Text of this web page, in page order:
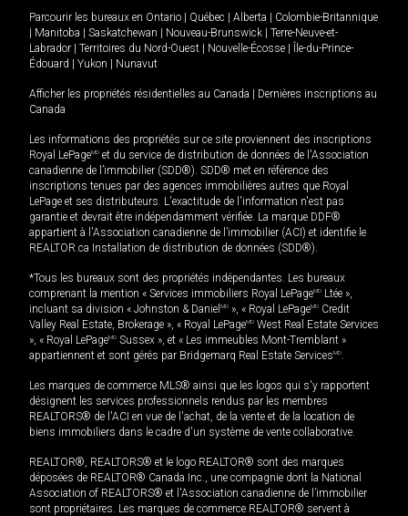
Parcourir les bureaux en Ontario Québec Alberta
Colombie-Britannique
Manitoba Saskatchewan Nouveau-Brunswick
Terre-Neuve-et-
Labrador
Territoires du Nord-Ouest Nouvelle-Écosse
Île-du-Prince-
Édouard
Yukon Nunavut
Afficher les propriétés résidentielles au Canada
Dernières inscriptions au
Canada
Les informations des propriétés sur ce site proviennent des inscriptions
Royal LePageMD et du service de distribution de données de l'Association
canadienne de l’immobilier (SDD®). SDD® met en référence des
inscriptions tenues par des agences immobilières autres que Royal
LePage et ses distributeurs. L'exactitude de l'information n'est pas
garantie et devrait être indépendamment vérifiée. La marque DDF®
appartient à l'Association canadienne de l’immobilier (ACI) et identifie le
REALTOR.ca Installation de distribution de données (SDD®).
*Tous les bureaux sont des propriétés indépendantes. Les bureaux
comprenant la mention « Services immobiliers Royal LePageMD Ltée »,
incluant sa division « Johnston & Daniel MD », « Royal LePageMD Credit
Valley Real Estate, Brokerage », « Royal LePageMD West Real Estate Services
», « Royal LePageMD Sussex », et « Les immeubles Mont-Tremblant »
appartiennent et sont gérés par Bridgemarq Real Estate ServicesMD.
Les marques de commerce MLS® ainsi que les logos qui s'y rapportent
désignent les services professionnels rendus par les membres
REALTORS® de l'ACI en vue de l'achat, de la vente et de la location de
biens immobiliers dans le cadre d'un système de vente collaborative.
REALTOR®, REALTORS® et le logo REALTOR® sont des marques
déposées de REALTOR® Canada Inc., une compagnie dont la National
Association of REALTORS® et l'Association canadienne de l’immobilier
sont propriétaires. Les marques de commerce REALTOR® servent à